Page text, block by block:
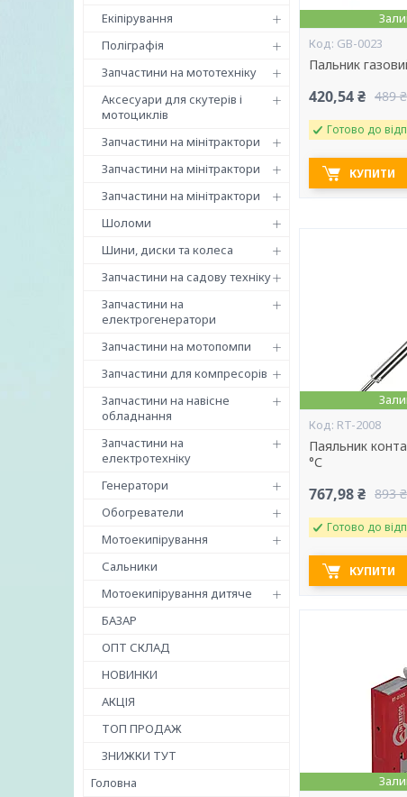
Екіпірування
Поліграфія
Запчастини на мототехніку
Аксесуари для скутерів і
мотоциклів
Запчастини на мінітрактори
Запчастини на мінітрактори
Запчастини на мінітрактори
Шоломи
Шини, диски та колеса
Запчастини на садову техніку
Запчастини на
електрогенератори
Запчастини на мотопомпи
Запчастини для компресорів
Запчастини на навісне
обладнання
Запчастини на
електротехніку
Генератори
Обогреватели
Мотоекипірування
Сальники
Мотоекипірування дитяче
БАЗАР
ОПТ СКЛАД
НОВИНКИ
АКЦІЯ
ТОП ПРОДАЖ
ЗНИЖКИ ТУТ
Головна
GB-0023
Пальник
420,54 ₴ 489 ₴
Готово до
КУПИТИ
RT-2008
Паяльник
°С
767,98 ₴ 893 ₴
Готово до
КУПИТИ